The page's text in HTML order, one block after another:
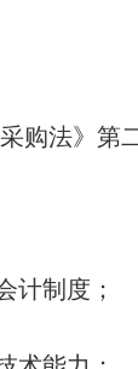
购法》第
计制度；